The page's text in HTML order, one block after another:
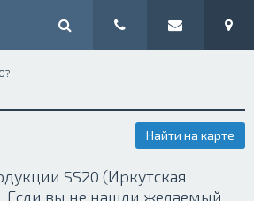
Найти на карте
SS20 (Иркутская
Если вы не нашли желаемый